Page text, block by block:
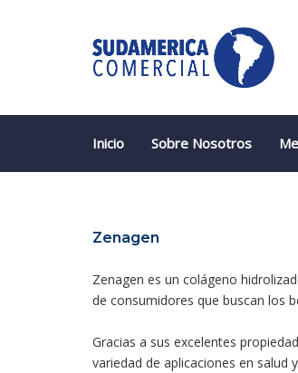
to
Inicio Sobre Nosotros
Zenagen
Zenagen es un colágeno
de consumidores que buscan los
Gracias a sus excelentes
variedad de aplicaciones en salud